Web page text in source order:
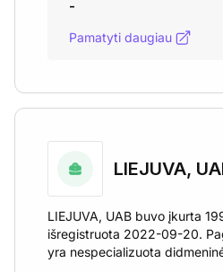
-
Pamatyti daugiau
LIEJUVA,
LIEJUVA, UAB buvo įkurta
išregistruota 2022-09-20.
yra nespecializuota